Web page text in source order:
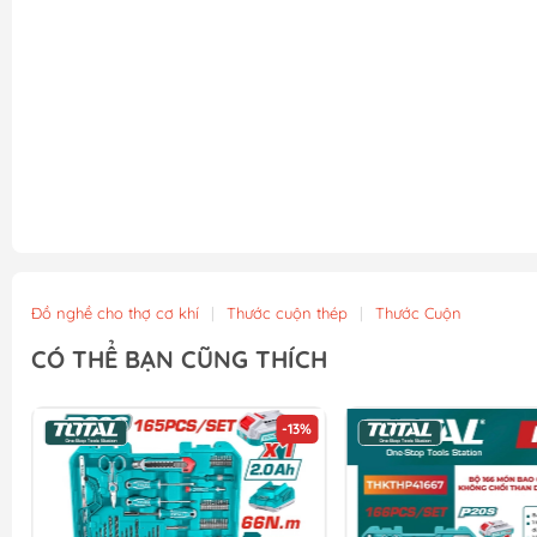
Đồ nghề cho thợ cơ khí | Thước cuộn thép | Thước Cuộn
CÓ THỂ BẠN CŨNG THÍCH
-13%